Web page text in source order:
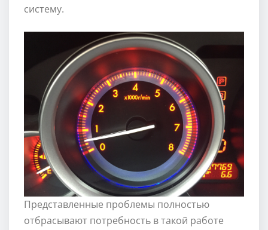
систему.
Представленные проблемы полностью
отбрасывают потребность в такой работе